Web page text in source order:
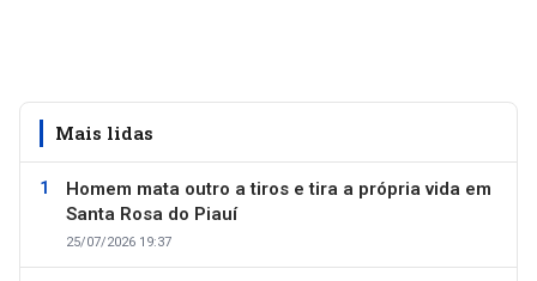
Mais lidas
Homem mata outro a tiros e tira a própria vida em
Santa Rosa do Piauí
25/07/2026 19:37